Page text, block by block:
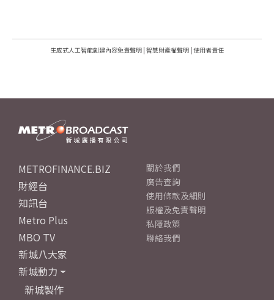
生成式人工智能創建內容免責聲明 | 智慧財產權聲明 | 使用者責任
METROFINANCE.BIZ
財經台
知訊台
Metro Plus
MBO TV
新城八大家
新城動力
新城製作
關於我們
廣告查詢
使用條款及細則
版權及免責聲明
私隱政策
聯絡我們